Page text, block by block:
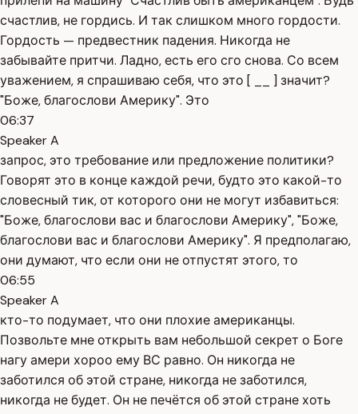
счастлив, не гордись. И так слишком много гордости.
Гордость — предвестник падения. Никогда не
забывайте притчи. Ладно, есть его сго снова. Со всем
уважением, я спрашиваю себя, что это [ __ ] значит?
"Боже, благослови Америку". Это
06:37
Speaker A
запрос, это требование или предложение политики?
Говорят это в конце каждой речи, будто это какой-то
словесный тик, от которого они не могут избавиться:
"Боже, благослови вас и благослови Америку", "Боже,
благослови вас и благослови Америку". Я предполагаю,
они думают, что если они не отпустят этого, то
06:55
Speaker A
кто-то подумает, что они плохие американцы.
Позвольте мне открыть вам небольшой секрет о Боге
нагу амери хороо ему ВС равно. Он никогда не
заботился об этой стране, никогда не заботился,
никогда не будет. Он не печётся об этой стране хоть